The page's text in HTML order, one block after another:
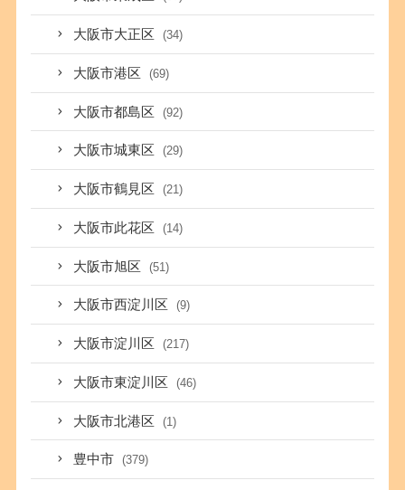
大阪市大正区 (34)
大阪市港区 (69)
大阪市都島区 (92)
大阪市城東区 (29)
大阪市鶴見区 (21)
大阪市此花区 (14)
大阪市旭区 (51)
大阪市西淀川区 (9)
大阪市淀川区 (217)
大阪市東淀川区 (46)
大阪市北港区 (1)
豊中市 (379)